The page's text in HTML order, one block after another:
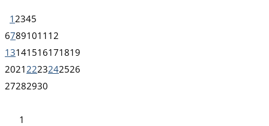
1 2345
67891011 12
13141516171819
2021 2223242526
27282930
1